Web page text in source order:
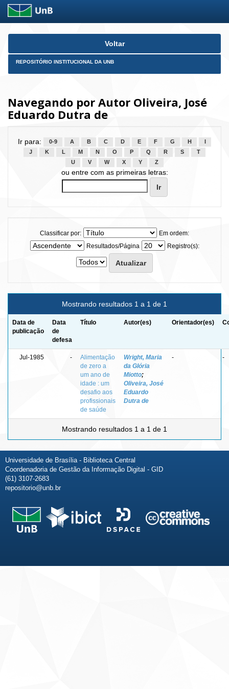
Skip
Voltar
REPOSITÓRIO INSTITUCIONAL DA UNB
Navegando por Autor Oliveira, José
Eduardo Dutra de
Ir para: 0-9 A B C D E F G H
J
K L M N O P Q R S
T
U
V W X Y Z
ou entre com as primeiras letras:
Classificar por:
Em ordem:
Resultados/Página
Registro(s):
Mostrando resultados 1 a 1 de 1
Data de
publicação
Data
de
defesa
Título Autor(es) Orientador(es)
Jul-1985 -
Alimentação
de zero a
um ano de
idade : um
desafio aos
profissionais
de saúde
Wright, Maria
da Glória
Miotto;
Oliveira, José
Eduardo
Dutra de
- -
Mostrando resultados 1 a 1 de 1
Universidade de Brasília - Biblioteca Central
Coordenadoria de Gestão da Informação Digital - GID
(61) 3107-2683
repositorio@unb.br